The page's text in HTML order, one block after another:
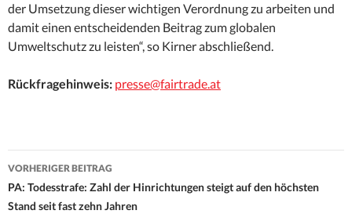
der Umsetzung dieser wichtigen Verordnung zu arbeiten und
damit einen entscheidenden Beitrag zum globalen
Umweltschutz zu leisten“, so Kirner abschließend.
Rückfragehinweis: presse@fairtrade.at
Beitrags-
Navigation
VORHERIGER BEITRAG
PA: Todesstrafe: Zahl der Hinrichtungen steigt auf den höchsten
Stand seit fast zehn Jahren